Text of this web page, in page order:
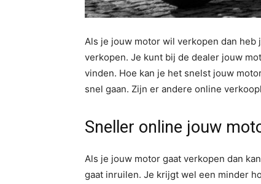
Als je jouw motor wil verkopen dan
verkopen. Je kunt bij de dealer jouw
vinden. Hoe kan je het snelst jouw
snel gaan. Zijn er andere online
Sneller online jouw
Als je jouw motor gaat verkopen dan
gaat inruilen. Je krijgt wel een minder